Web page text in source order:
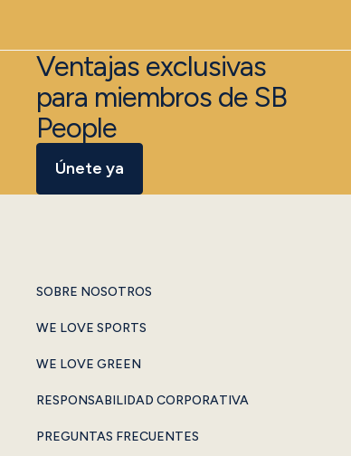
Ventajas exclusivas
para miembros de SB
People
Únete ya
SOBRE NOSOTROS
WE LOVE SPORTS
WE LOVE GREEN
RESPONSABILIDAD CORPORATIVA
PREGUNTAS FRECUENTES